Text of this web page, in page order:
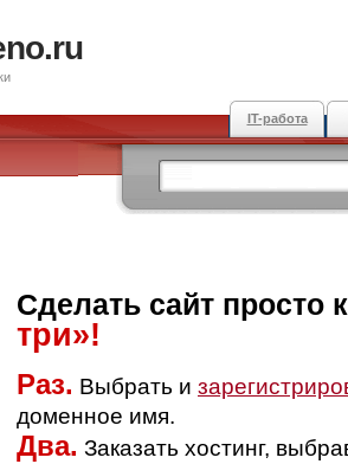
IT-работа
Сделать сайт просто
три»!
Раз. Выбрать и
доменное имя.
Два. Заказать хостинг,